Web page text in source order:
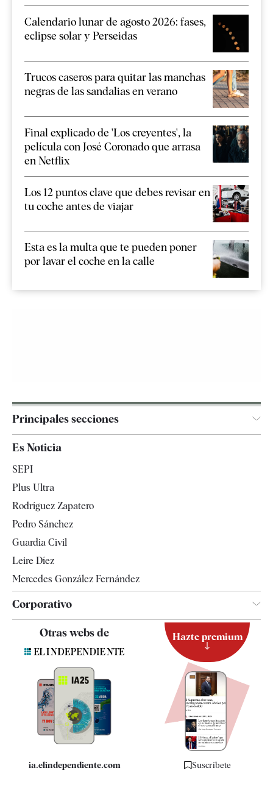
Calendario lunar de agosto 2026: fases,
eclipse solar y Perseidas
Trucos caseros para quitar las manchas
negras de las sandalias en verano
Final explicado de 'Los creyentes', la
película con José Coronado que arrasa
en Netflix
Los 12 puntos clave que debes revisar en
tu coche antes de viajar
Esta es la multa que te pueden poner
por lavar el coche en la calle
Principales secciones
Televisión
Es Noticia
SEPI
Plus Ultra
Rodríguez Zapatero
Pedro Sánchez
Guardia Civil
Leire Díez
Mercedes González Fernández
Corporativo
Quiénes somos
Especificaciones
Otras webs de
ia.elindependiente.com
Hazte premium
Suscríbete